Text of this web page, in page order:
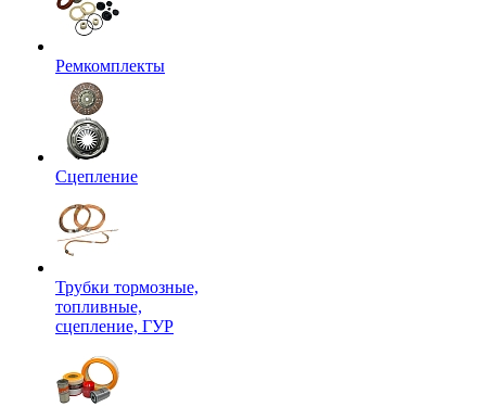
Ремкомплекты
Сцепление
Трубки тормозные,
топливные,
сцепление, ГУР